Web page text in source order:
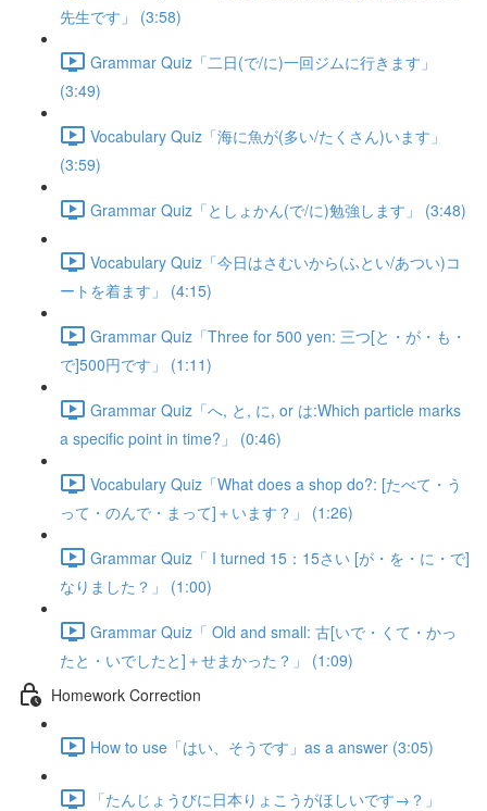
先生です」 (3:58)
Grammar Quiz「二日(で/に)一回ジムに行きます」
(3:49)
Vocabulary Quiz「海に魚が(多い/たくさん)います」
(3:59)
Grammar Quiz「としょかん(で/に)勉強します」 (3:48)
Vocabulary Quiz「今日はさむいから(ふとい/あつい)コ
ートを着ます」 (4:15)
Grammar Quiz「Three for 500 yen: 三つ[と・が・も・
で]500円です」 (1:11)
Grammar Quiz「へ, と, に, or は:Which particle marks
a specific point in time?」 (0:46)
Vocabulary Quiz「What does a shop do?: [たべて・う
って・のんで・まって]＋います？」 (1:26)
Grammar Quiz「 I turned 15：15さい [が・を・に・で]
なりました？」 (1:00)
Grammar Quiz「 Old and small: 古[いで・くて・かっ
たと・いでしたと]＋せまかった？」 (1:09)
Homework Correction
How to use「はい、そうです」as a answer (3:05)
「たんじょうびに日本りょこうがほしいです→？」